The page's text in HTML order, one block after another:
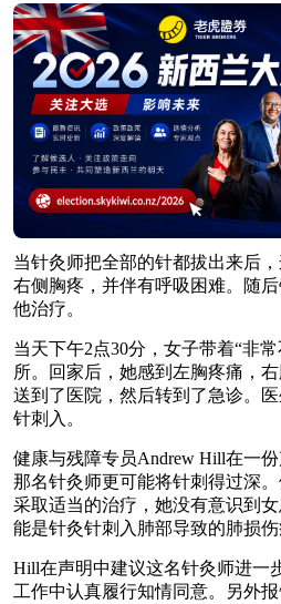
当针灸师把全部的针都拔出来后
右侧胸疼，并伴有呼吸困难。随
他治疗。
当天下午2点30分，女子带着“非
所。回家后，她感到左胸疼痛，
送到了医院，然后转到了急诊。
针刺入。
健康与残障专员Andrew Hill在一
那名针灸师更可能将针刺得过深
采取适当的治疗，她没有意识到
能是针灸针刺入肺部导致的肺损伤
Hill在声明中建议这名针灸师进一
工作中认真履行知情同意。另外